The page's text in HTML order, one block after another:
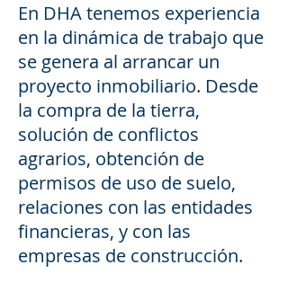
En DHA tenemos experiencia
en la dinámica de trabajo que
se genera al arrancar un
proyecto inmobiliario. Desde
la compra de la tierra,
solución de conflictos
agrarios, obtención de
permisos de uso de suelo,
relaciones con las entidades
financieras, y con las
empresas de construcción.